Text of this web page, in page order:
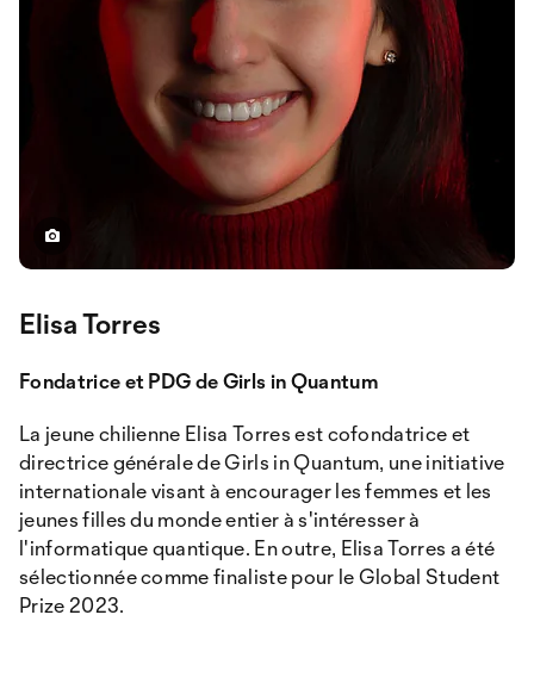
Elisa Torres
Fondatrice et PDG de Girls in Quantum
La jeune chilienne Elisa Torres est cofondatrice et
directrice générale de Girls in Quantum, une initiative
internationale visant à encourager les femmes et les
jeunes filles du monde entier à s'intéresser à
l'informatique quantique. En outre, Elisa Torres a été
sélectionnée comme finaliste pour le Global Student
Prize 2023.